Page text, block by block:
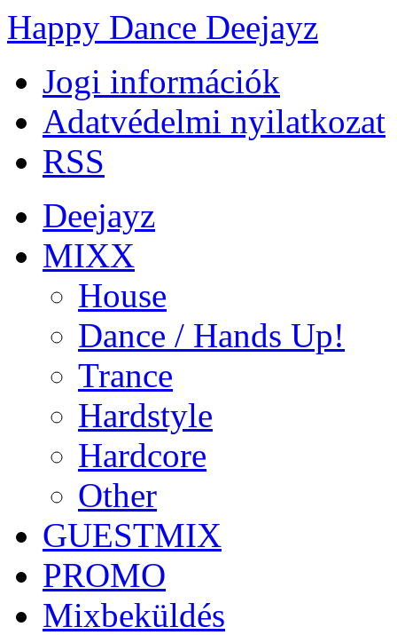
Happy Dance Deejayz
Jogi információk
Adatvédelmi nyilatkozat
RSS
Deejayz
MIXX
House
Dance / Hands Up!
Trance
Hardstyle
Hardcore
Other
GUESTMIX
PROMO
Mixbeküldés